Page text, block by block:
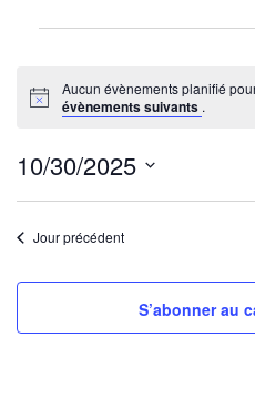
octobre
2025
Notice
Aucun évènements planifié
évènements suivants .
10/30/2025
Sélectionnez
uneJour précédent
S’abonner au